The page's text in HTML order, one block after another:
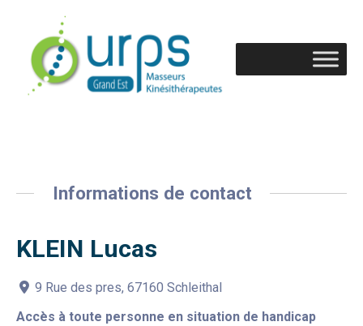
Informations de contact
KLEIN Lucas
9 Rue des pres, 67160 Schleithal
Accès à toute personne en situation de handicap